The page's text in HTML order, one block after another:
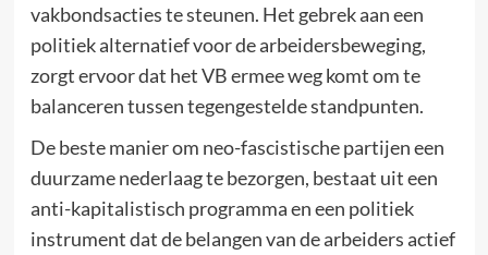
vakbondsacties te steunen. Het gebrek aan een
politiek alternatief voor de arbeidersbeweging,
zorgt ervoor dat het VB ermee weg komt om te
balanceren tussen tegengestelde standpunten.
De beste manier om neo-fascistische partijen een
duurzame nederlaag te bezorgen, bestaat uit een
anti-kapitalistisch programma en een politiek
instrument dat de belangen van de arbeiders actief